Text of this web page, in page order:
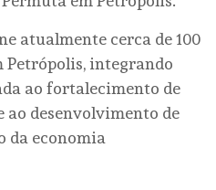
atualmente cerca de 100
Petrópolis, integrando
ao fortalecimento de
ao desenvolvimento de
da economia